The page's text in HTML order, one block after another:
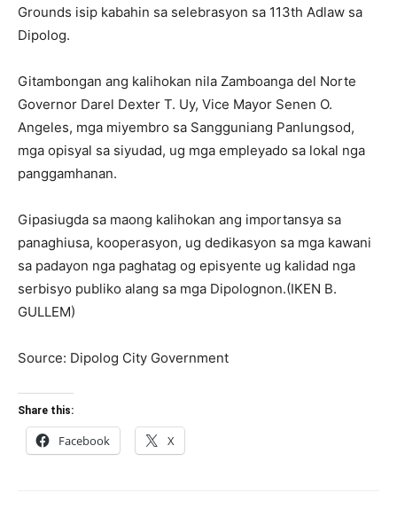
Grounds isip kabahin sa selebrasyon sa 113th Adlaw sa
Dipolog.
Gitambongan ang kalihokan nila Zamboanga del Norte
Governor Darel Dexter T. Uy, Vice Mayor Senen O.
Angeles, mga miyembro sa Sangguniang Panlungsod,
mga opisyal sa siyudad, ug mga empleyado sa lokal nga
panggamhanan.
Gipasiugda sa maong kalihokan ang importansya sa
panaghiusa, kooperasyon, ug dedikasyon sa mga kawani
sa padayon nga paghatag og episyente ug kalidad nga
serbisyo publiko alang sa mga Dipolognon.(IKEN B.
GULLEM)
Source: Dipolog City Government
Share this:
Facebook X